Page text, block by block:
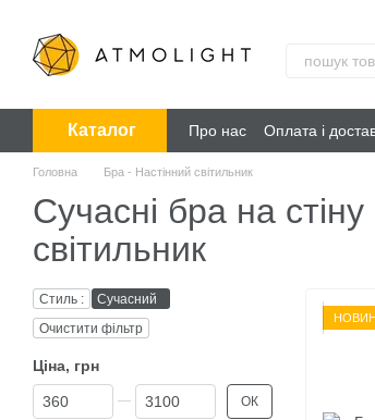
Каталог Про нас Оплата і
Головна Бра - Настінний світильник
Сучасні бра на
світильник
Стиль :
Сучасний
Очистити фільтр
Ціна, грн
Від Ціна, грн
До Ціна, грн ОК